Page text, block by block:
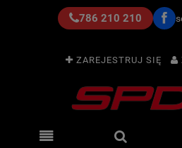
786 210 210
ZAREJESTRUJ SIĘ